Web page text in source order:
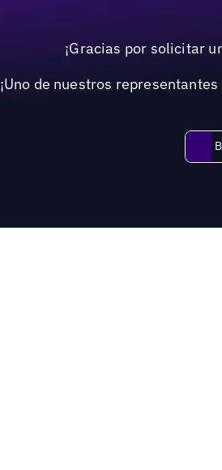
¡Gracias por solicitar
¡Uno de nuestros